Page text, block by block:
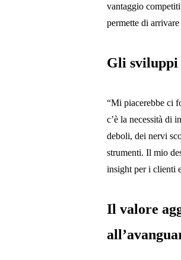
vantaggio
permette di
Gli sviluppi
“Mi piacerebbe ci
c’è la necessità di
deboli, dei nervi
strumenti. Il mio
insight per i clienti
Il valore